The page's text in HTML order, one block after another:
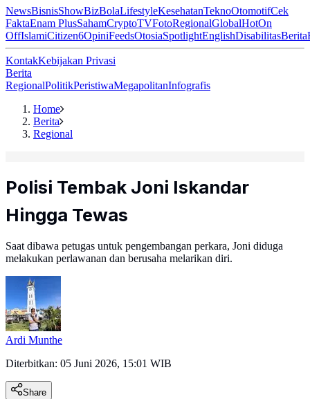
NewsBisnisShowBizBolaLifestyleKesehatanTeknoOtomotifCek
FaktaEnam PlusSahamCryptoTVFotoRegionalGlobalHotOn
OffIslamiCitizen6OpiniFeedsOtosiaSpotlightEnglishDisabilitasBerita
KontakKebijakan Privasi
Berita
RegionalPolitikPeristiwaMegapolitanInfografis
Home
Berita
Regional
Polisi Tembak Joni Iskandar
Hingga Tewas
Saat dibawa petugas untuk pengembangan perkara, Joni diduga
melakukan perlawanan dan berusaha melarikan diri.
Ardi Munthe
Diterbitkan: 05 Juni 2026, 15:01 WIB
Share